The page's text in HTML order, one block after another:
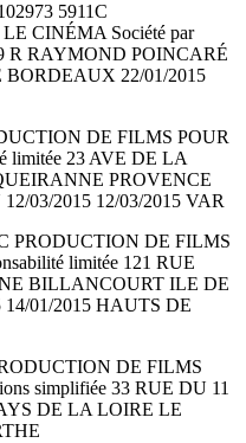
5911C
CINÉMA Société par
R RAYMOND POINCARÉ
22/01/2015
DE FILMS POUR
limitée 23 AVE DE LA
PROVENCE
03/2015 12/03/2015 VAR
PRODUCTION DE FILMS
limitée 121 RUE
BILLANCOURT ILE DE
01/2015 HAUTS DE
DE FILMS
simplifiée 33 RUE DU 11
DE LA LOIRE LE